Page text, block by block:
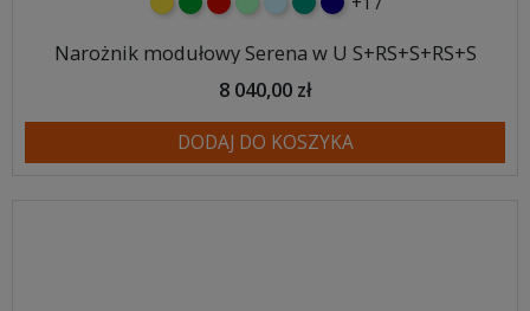
Narożnik modułowy Serena w U S+RS+S+RS+S
8 040,00 zł
DODAJ DO KOSZYKA